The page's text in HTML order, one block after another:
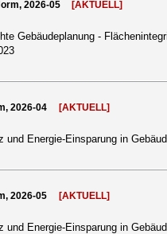
2026-05 [AKTUELL]
Gebäudeplanung -
2026-04 [AKTUELL]
und Energie-Einsparung in
2026-05 [AKTUELL]
und Energie-Einsparung in